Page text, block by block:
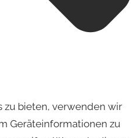
zu bieten, verwenden wir
Geräteinformationen zu